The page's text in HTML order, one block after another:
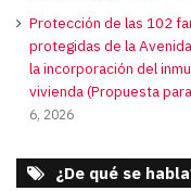
Protección de las 102
protegidas de la
la incorporación del
vivienda (Propuesta
6, 2026
¿De qué se